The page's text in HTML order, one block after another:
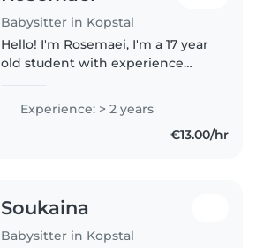
Babysitter in Kopstal
Hello! I'm Rosemaei, I'm a 17 year
old student with experience
gradeschoolers of family
members and some family
Experience: > 2 years
€13.00/hr
Soukaina
Babysitter in Kopstal